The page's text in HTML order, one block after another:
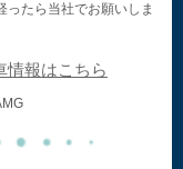
ったら当社でお願いしま
情報はこちら